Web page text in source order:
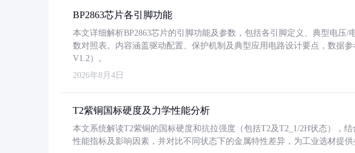
BP2863芯片各引脚功能
本文详细解析BP2863芯片的引脚功能及参数，包括各引脚定义、典型电压
数对照表。内容涵盖驱动配置、保护机制及典型应用电路设计要点，数据
V1.2）。
2026年8月4日
T2紫铜国标硬度及力学性能分析
本文系统解读T2紫铜的国标硬度和抗拉强度（包括T2及T2_1/2H状态），
性能指标及影响因素，并对比不同状态下的金属特性差异，为工业选材提供